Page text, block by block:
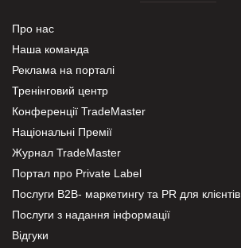
Про нас
Наша команда
Реклама на порталі
Тренінговий центр
Конференції TradeMaster
Національні Премії
Журнал TradeMaster
Портал про Private Label
Послуги В2В- маркетингу та PR для клієнтів
Послуги з надання інформації
Відгуки